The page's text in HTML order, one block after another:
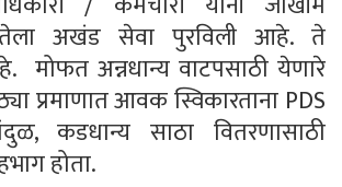
अखंड सेवा पुरविली आहे. ते
मोफत अन्नधान्य वाटपसाठी येणारे
प्रमाणात आवक स्विकारताना PDS
कडधान्य साठा वितरणासाठी
होता.